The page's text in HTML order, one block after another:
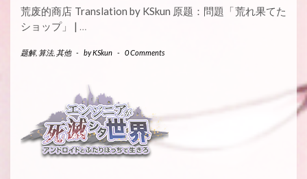
荒废的商店 Translation by KSkun 原题：問題「荒れ果てた
ショップ」 | …
题解, 算法, 其他 - byKSkun - 0 Comments